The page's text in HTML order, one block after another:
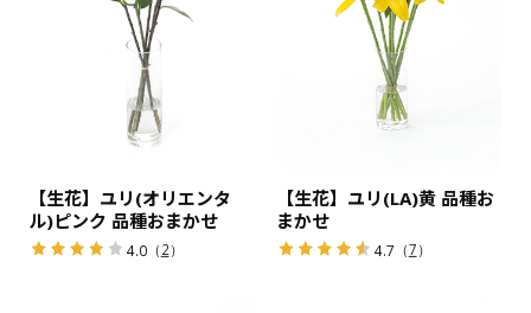
【生花】ユリ(オリエンタ
ル)ピンク 品種おまかせ
4.0（2）
【生花】ユリ(LA)黄 品種お
まかせ
4.7 （7）